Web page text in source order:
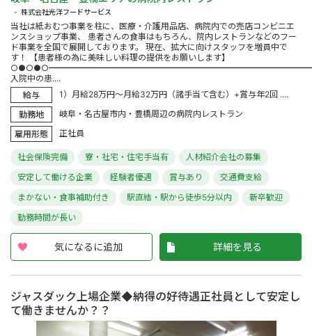
株式会社光洋フードサービス
当社は紙おむつ事業を柱に、医療・介護用品店、病院内での売店コンビニエ
ンスショップ事業、 患者さんの食事はもちろん、院内レストランなどのフー
ド事業を全国で展開しております。 現在、拡大に向けスタッフを増員中で
す！ 【患者様の為に美味しい料理の提供をお願いします】
入院中の患....
給与
1）月給28万円～月給32万円（諸手当て含む）+賞与年2回 ....
勤務地
岐阜・名古屋市内・豊橋周辺の病院内レストラン
雇用形態
正社員
社会保険完備 寮・社宅・住宅手当有
人材紹介会社の募集
安定して働ける企業
経験者優遇 賞与あり
交通費支給
まかない・食事補助付き
駅直結・駅から徒歩5分以内
新卒歓迎
勤務時間が長い
気になるに追加 詳細を見る
ジャスダック上場企業◆納得の好待遇正社員として安定し
て働きませんか？？